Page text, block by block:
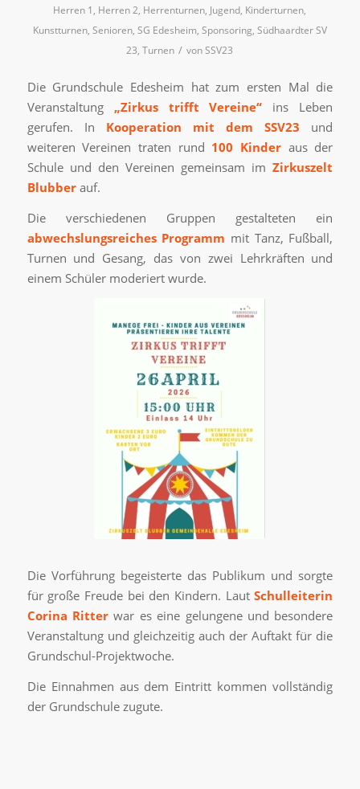
Herren 1 , Herren 2, Herrenturnen, Jugend, Kinderturnen,
Kunstturnen, Senioren, SG Edesheim, Sponsoring, Südhaardter SV
23,Turnen / vonSSV23
Die Grundschule Edesheim hat zum ersten Mal die
Veranstaltung „Zirkus trifft Vereine“ ins Leben
gerufen. In Kooperation mit dem SSV23 und
weiteren Vereinen traten rund 100 Kinder aus der
Schule und den Vereinen gemeinsam imZirkuszelt
Blubberauf.
Die verschiedenen Gruppen gestalteten ein
abwechslungsreiches Programm mit Tanz, Fußball,
Turnen und Gesang, das von zwei Lehrkräften und
einem Schüler moderiert wurde.
Die Vorführung begeisterte das Publikum und sorgte
für große Freude bei den Kindern. LautSchulleiterin
Corina Ritter war es eine gelungene und besondere
Veranstaltung und gleichzeitig auch der Auftakt für die
Grundschul-Projektwoche.
Die Einnahmen aus dem Eintritt kommen vollständig
der Grundschule zugute.